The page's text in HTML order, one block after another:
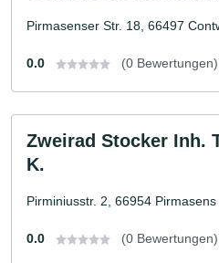
Pirmasenser Str. 18, 66497
0.0 (0 Bewertungen)
Zweirad Stocker Inh.
K.
Pirminiusstr. 2, 66954 Pirmasens
0.0 (0 Bewertungen)